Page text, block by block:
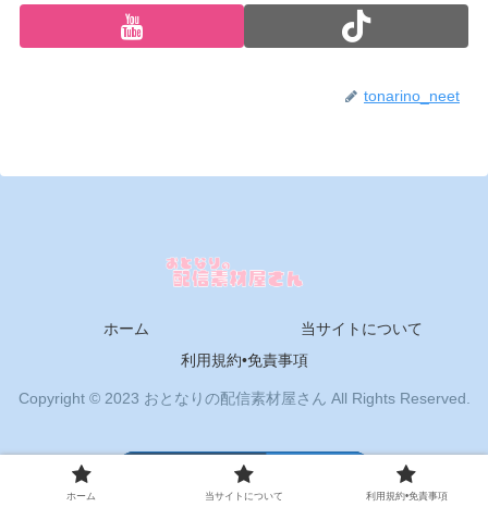
tonarino_neet
ホーム
当サイトについて
利用規約•免責事項
Copyright © 2023 おとなりの配信素材屋さん All Rights Reserved.
ホーム 当サイトについて 利用規約•免責事項